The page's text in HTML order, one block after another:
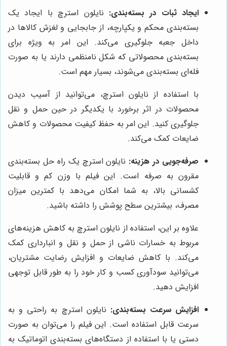
ایجاد ثبات در بسته‌بندی: نایلون استرچ با ایجاد یک
بسته‌بندی محکم و یکپارچه، از جابجایی و لغزش کالاها در
داخل جعبه جلوگیری می‌کند. این امر به ویژه برای
بسته‌بندی محصولاتی که شکل نامنظمی دارند یا به صورت
فله‌ای بسته‌بندی می‌شوند، بسیار مهم است.
با استفاده از نایلون استرچ، می‌توانید از آسیب دیدن
محصولات در اثر برخورد با یکدیگر در حین حمل و نقل
جلوگیری کنید. این امر به حفظ کیفیت محصولات و کاهش
ضایعات کمک می‌کند.
صرفه‌جویی در هزینه: نایلون استرچ یک راه حل بسته‌بندی
مقرون به صرفه است. این فیلم با وزن کم و قابلیت
کشسانی بالا، به شما امکان می‌دهد با کمترین میزان
مصرف، بیشترین سطح پوشش را داشته باشید.
علاوه بر این، استفاده از نایلون استرچ به کاهش هزینه‌های
مربوط به خسارات ناشی از حمل و نقل و انبارداری کمک
می‌کند. با کاهش ضایعات و افزایش رضایت مشتریان،
می‌توانید سودآوری کسب و کار خود را به طور قابل توجهی
افزایش دهید.
افزایش سرعت بسته‌بندی: نایلون استرچ به راحتی و به
سرعت قابل استفاده است. این فیلم را می‌توان به صورت
دستی یا با استفاده از دستگاه‌های بسته‌بندی اتوماتیک به